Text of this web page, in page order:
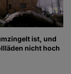
ist, und
nicht hoch